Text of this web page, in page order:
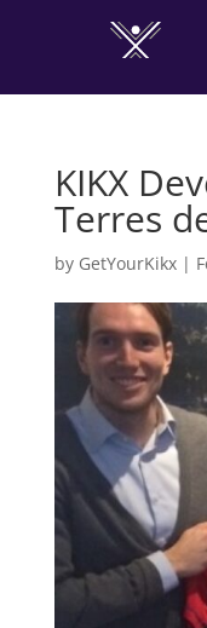
KIKX
Terres
by GetYourKikx|